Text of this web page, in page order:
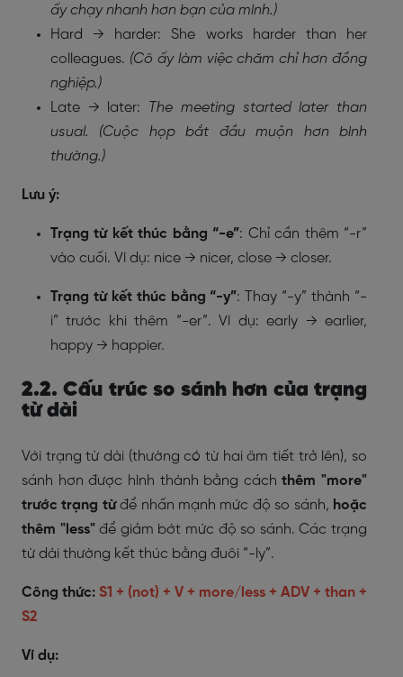
ấy chạy nhanh hơn bạn của mình.)
Hard → harder: She works harder than her
colleagues. (Cô ấy làm việc chăm chỉ hơn đồng
nghiệp.)
Late → later:
The meeting started later than
usual. (Cuộc họp bắt đầu muộn hơn bình
thường.)
Lưu ý:
Trạng từ kết thúc bằng “-e”: Chỉ cần thêm “-r”
vào cuối. Ví dụ: nice → nicer, close → closer.
Trạng từ kết thúc bằng “-y”: Thay “-y” thành “-
i” trước khi thêm “-er”. Ví dụ: early → earlier,
happy → happier.
2.2. Cấu trúc so sánh hơn của trạng
từ dài
Với trạng từ dài (thường có từ hai âm tiết trở lên), so
sánh hơn được hình thành bằng cáchthêm "more"
trước trạng từđể nhấn mạnh mức độ so sánh, hoặc
thêm "less"để giảm bớt mức độ so sánh. Các trạng
từ dài thường kết thúc bằng đuôi “-ly”.
Công thức: S1 + (not) + V + more/less + ADV + than +
S2
Ví dụ: